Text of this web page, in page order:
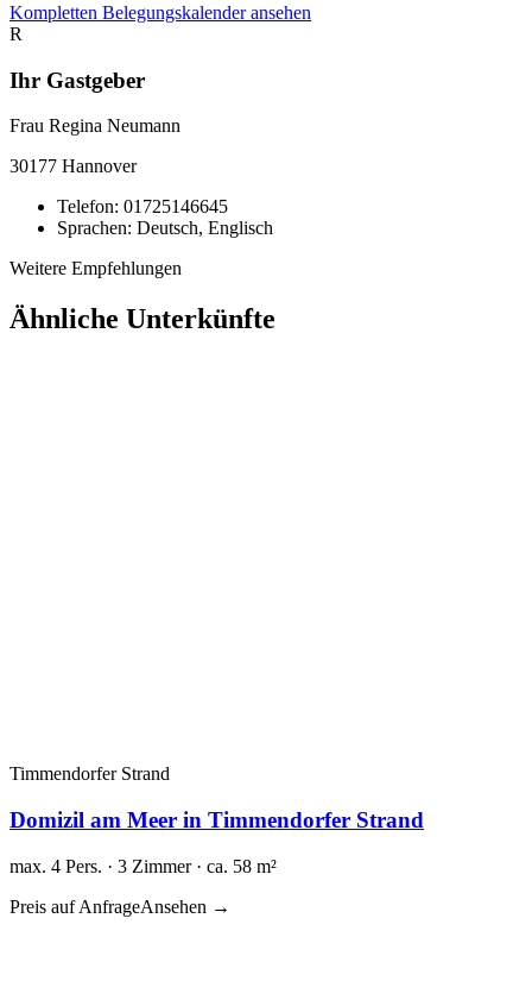
Kompletten Belegungskalender ansehen
R
Ihr Gastgeber
Frau Regina Neumann
30177 Hannover
Telefon: 01725146645
Sprachen: Deutsch, Englisch
Weitere Empfehlungen
Ähnliche Unterkünfte
Timmendorfer Strand
Domizil am Meer in Timmendorfer Strand
max. 4 Pers. · 3 Zimmer · ca. 58 m²
Preis auf AnfrageAnsehen →